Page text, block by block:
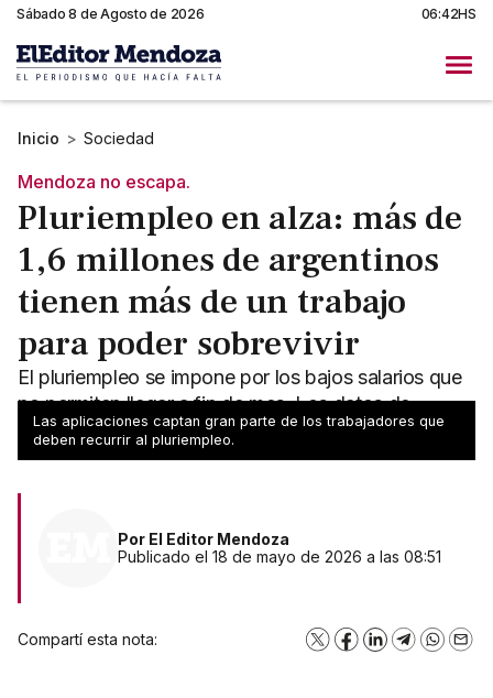
Sábado 8 de Agosto de 2026 06:42HS
Inicio > Sociedad
Mendoza no escapa.
Pluriempleo en alza: más de
1,6 millones de argentinos
tienen más de un trabajo
para poder sobrevivir
El pluriempleo se impone por los bajos salarios que
no permiten llegar a fin de mes. Los datos de
Mendoza muestran que no escapa a esa realidad.
Las aplicaciones captan gran parte de los trabajadores que
deben recurrir al pluriempleo.
Por El Editor Mendoza
Publicado el 18 de mayo de 2026 a las 08:51
Compartí esta nota: X Facebook
LinkedInTelegram